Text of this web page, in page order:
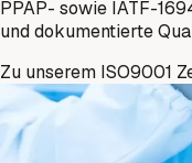
PPAP- sowie IATF-
und dokumentierte
Zu unserem ISO9001